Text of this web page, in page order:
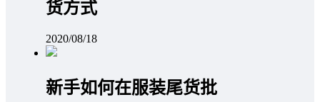
货方式
2020/08/18
新手如何在服装尾货批